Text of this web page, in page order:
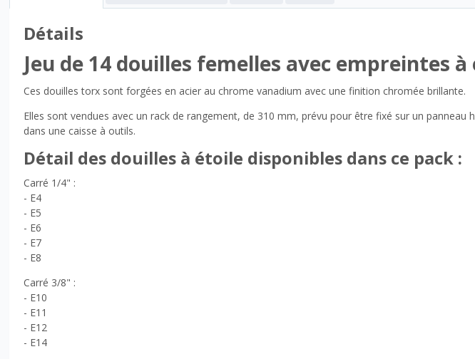
Détails
Jeu de 14 douilles femelles avec empreintes
Ces douilles torx sont forgées en acier au chrome vanadium avec une finition chromée brillante.
Elles sont vendues avec un rack de rangement, de 310 mm, prévu pour être fixé sur un
dans une caisse à outils.
Détail des douilles à étoile disponibles dans ce pack :
Carré 1/4" :
- E4
- E5
- E6
- E7
- E8
Carré 3/8" :
- E10
- E11
- E12
- E14